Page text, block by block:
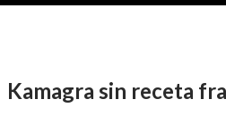
Kamagra sin receta